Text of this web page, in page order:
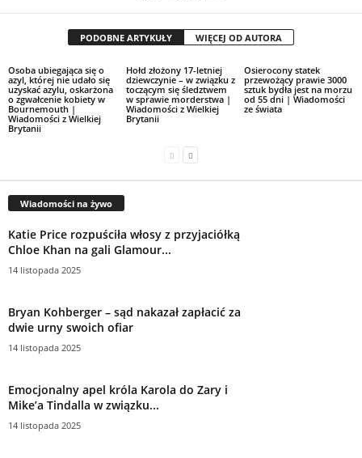
PODOBNE ARTYKUŁY WIĘCEJ OD AUTORA
Osoba ubiegająca się o
azyl, której nie udało się
uzyskać azylu, oskarżona
o zgwałcenie kobiety w
Bournemouth |
Wiadomości z Wielkiej
Brytanii
Hołd złożony 17-letniej
dziewczynie – w związku z
toczącym się śledztwem
w sprawie morderstwa |
Wiadomości z Wielkiej
Brytanii
Osierocony statek
przewożący prawie 3000
sztuk bydła jest na morzu
od 55 dni | Wiadomości
ze świata
Wiadomości na żywo
Katie Price rozpuściła włosy z przyjaciółką
Chloe Khan na gali Glamour...
14 listopada 2025
Bryan Kohberger – sąd nakazał zapłacić za
dwie urny swoich ofiar
14 listopada 2025
Emocjonalny apel króla Karola do Zary i
Mike’a Tindalla w związku...
14 listopada 2025